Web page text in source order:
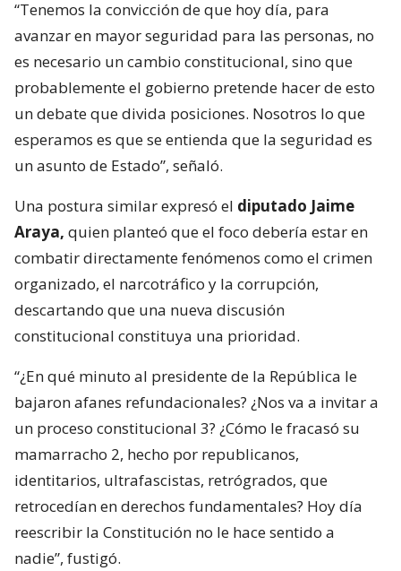
“Tenemos la convicción de que hoy día, para
avanzar en mayor seguridad para las personas, no
es necesario un cambio constitucional, sino que
probablemente el gobierno pretende hacer de esto
un debate que divida posiciones. Nosotros lo que
esperamos es que se entienda que la seguridad es
un asunto de Estado”, señaló.
Una postura similar expresó el diputado Jaime
Araya, quien planteó que el foco debería estar en
combatir directamente fenómenos como el crimen
organizado, el narcotráfico y la corrupción,
descartando que una nueva discusión
constitucional constituya una prioridad.
“¿En qué minuto al presidente de la República le
bajaron afanes refundacionales? ¿Nos va a invitar a
un proceso constitucional 3? ¿Cómo le fracasó su
mamarracho 2, hecho por republicanos,
identitarios, ultrafascistas, retrógrados, que
retrocedían en derechos fundamentales? Hoy día
reescribir la Constitución no le hace sentido a
nadie”, fustigó.